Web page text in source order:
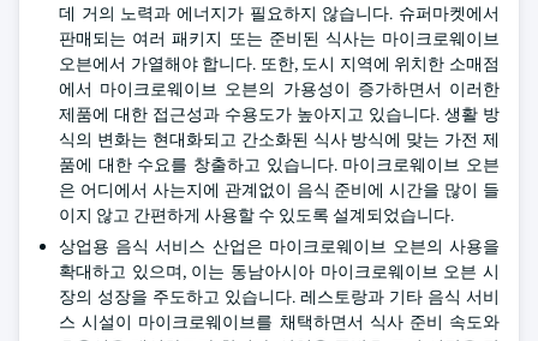
데 거의 노력과 에너지가 필요하지 않습니다. 슈퍼마켓에서
판매되는 여러 패키지 또는 준비된 식사는 마이크로웨이브
오븐에서 가열해야 합니다. 또한, 도시 지역에 위치한 소매점
에서 마이크로웨이브 오븐의 가용성이 증가하면서 이러한
제품에 대한 접근성과 수용도가 높아지고 있습니다. 생활 방
식의 변화는 현대화되고 간소화된 식사 방식에 맞는 가전 제
품에 대한 수요를 창출하고 있습니다. 마이크로웨이브 오븐
은 어디에서 사는지에 관계없이 음식 준비에 시간을 많이 들
이지 않고 간편하게 사용할 수 있도록 설계되었습니다.
상업용 음식 서비스 산업은 마이크로웨이브 오븐의 사용을
확대하고 있으며, 이는 동남아시아 마이크로웨이브 오븐 시
장의 성장을 주도하고 있습니다. 레스토랑과 기타 음식 서비
스 시설이 마이크로웨이브를 채택하면서 식사 준비 속도와